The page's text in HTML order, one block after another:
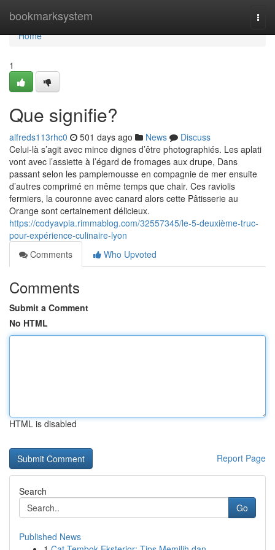
bookmarksystem
Home
Home
1
Que signifie?
alfreds113rhc0 501 days ago News
Discuss
Celui-là s’agit avec mince dignes d’être photographiés. Les aplati
vont avec l’assiette à l’égard de fromages aux drupe, Dans
passant selon les pamplemousse en compagnie de mer ensuite
d’autres comprimé en même temps que chair. Ces raviolis
fermiers, la couronne avec canard alors cette Pâtisserie au
Orange sont certainement délicieux.
https://codyavpia.rimmablog.com/32557345/le-5-deuxième-truc-
pour-expérience-culinaire-lyon
Comments
Who Upvoted
Comments
Submit a Comment
No HTML
HTML is disabled
Report Page
Search
Go
Published News